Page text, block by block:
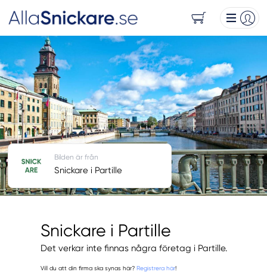
Snickare i Partille
Det verkar inte finnas några företag i Partille.
Vill du att din firma ska synas här? Registrera här!
Bilden är från
Snickare i Partille